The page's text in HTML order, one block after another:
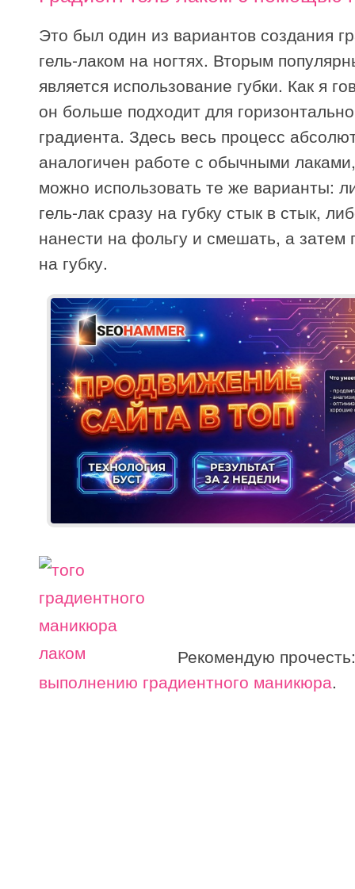
Это был один из вариантов создания
гель-лаком на ногтях. Вторым
является использование губки. Как я
он больше подходит для
градиента. Здесь весь процесс
аналогичен работе с обычными
можно использовать те же варианты:
гель-лак сразу на губку стык в стык,
нанести на фольгу и смешать, а затем
на губку.
Рекомендую
выполнению градиентного маникюра.